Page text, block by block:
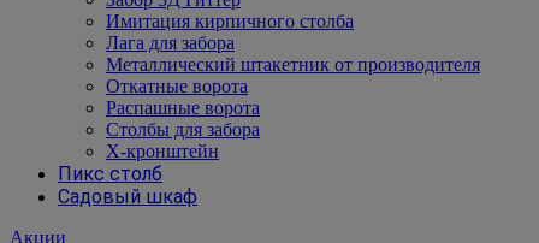
Имитация кирпичного столба
Лага для забора
Металлический штакетник от производителя
Откатные ворота
Распашные ворота
Столбы для забора
Х-кронштейн
Пикс столб
Садовый шкаф
Акции